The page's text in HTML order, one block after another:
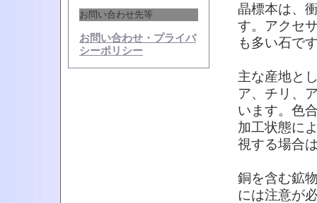
お問い合わせ先等
お問い合わせ・プライバ
シーポリシー
晶標本は、
す。アクセ
も多い石で
主な産地と
ア、チリ、
います。色
加工状態に
視する場合
銅を含む鉱
には注意が